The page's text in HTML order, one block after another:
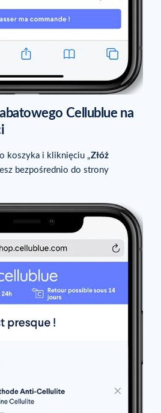
Cellublue na
koszyka i kliknięciu „Złóż
bezpośrednio do strony